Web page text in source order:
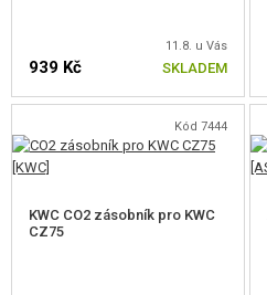
VÝSTROJ, UNIFORMY, POUZDRA
VYSÍLAČKY, HEADSETY, KAMERY
DOPLŇKY KE ZBRANÍM,
11.8. u Vás
939 Kč SKLADEM
Kód 7444
KWC CO2 zásobník pro KWC
CZ75